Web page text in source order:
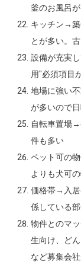
釜のお風呂
キッチン→築
とが多い。
設備が充実
用"必須項目
地場に強い
が多いので
自転車置場→
件も多い
ペット可の
よりも犬可
価格帯→入居
係している部
物件とのマ
生向け、ど
など募集会